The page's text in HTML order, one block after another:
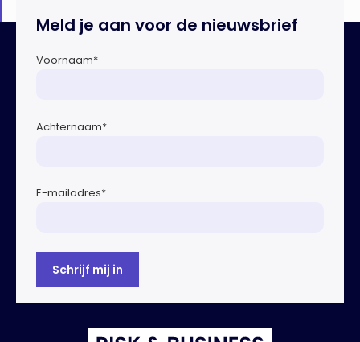
Meld je aan voor de nieuwsbrief
Voornaam*
Achternaam*
E-mailadres*